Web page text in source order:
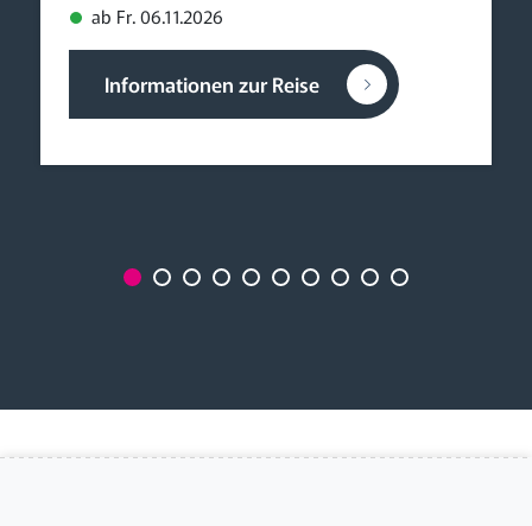
ab Fr. 06.11.2026
Informationen zur Reise